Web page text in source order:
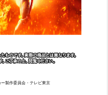
製作委員会・テレビ東京